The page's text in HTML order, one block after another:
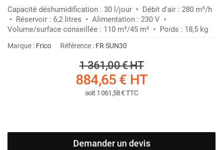
Capacité déshumidification : 30 l/jour • Débit d'air : 280 m³/h
• Réservoir : 6,2 litres • Alimentation : 230 V •
Volume/surface conseillée : 110 m³/45 m² • Poids : 18,5 kg
Marque : Frico Référence : FR SUN30
1 361,00 €HT
884,65 € HT
soit1 061,58 €TTC
Demander un devis